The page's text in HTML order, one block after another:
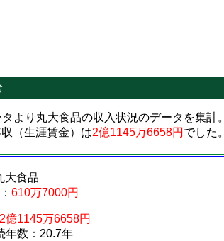
より丸大食品の収入状況のデータを集計。
（生涯賃金）は2億1145万6658円 でした。
大食品
610万7000円
2億1145万6658円
年数：20.7年